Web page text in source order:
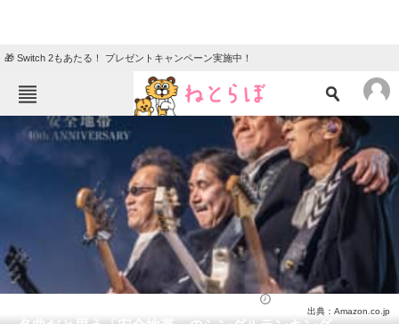
🎁 Switch 2もあたる！ プレゼントキャンペーン実施中！
ねとらぼメニュー
ニュース
クイズ
地域
住まい 教育・育児
動物 リサーチ
会員記事
出典：Amazon.co.jp